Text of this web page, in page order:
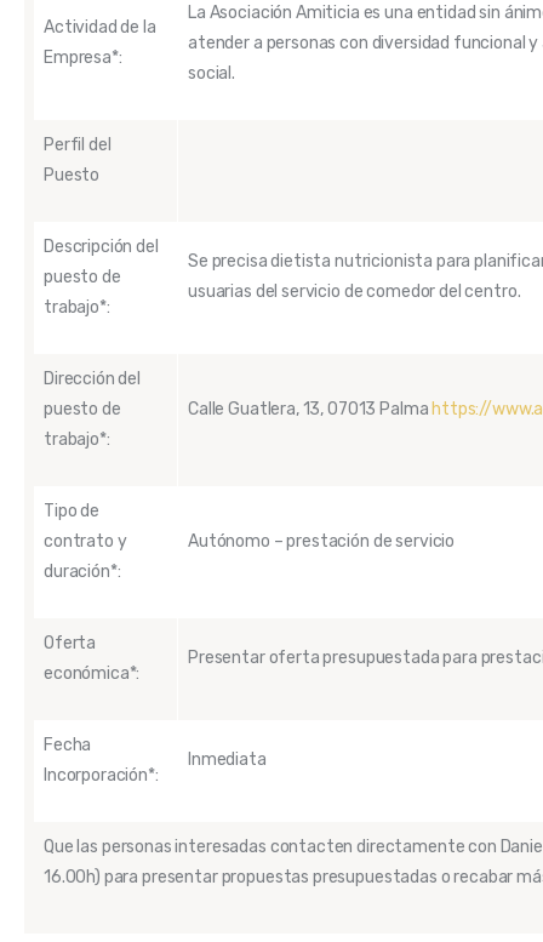
Actividad de la
Empresa*:
La Asociación Amiticia es una entidad sin
atender a personas con diversidad funcional
social.
Perfil del
Puesto
Descripción del
puesto de
trabajo*:
Se precisa dietista nutricionista para
usuarias del servicio de comedor del centro.
Dirección del
puesto de
trabajo*:
Calle Guatlera, 13, 07013 Palma https://
Tipo de
contrato y
duración*:
Autónomo – prestación de servicio
Oferta
económica*:
Presentar oferta presupuestada para
Fecha
Incorporación*:
Inmediata
Que las personas interesadas contacten directamente con
16.00h) para presentar propuestas presupuestadas o recabar